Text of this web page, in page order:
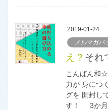
2019-01-24
メルマガバ
え？
こんばん和
力が 身につ
グを 開封し
す！ 3か月